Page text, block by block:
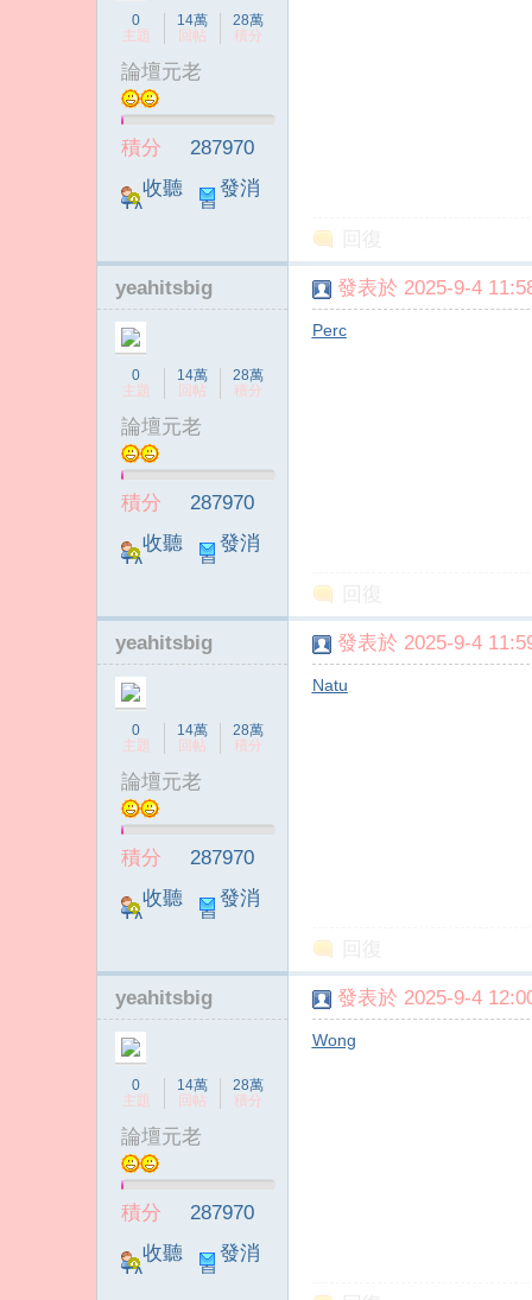
0
主題
14萬
回帖
28萬
積分
論壇元老
積分
287970
收聽
TA
發消
息
yeahitsbig
0
主題
14萬
回帖
28萬
積分
論壇元老
積分
287970
收聽
TA
發消
息
發表於 2025-9-4
Perc
yeahitsbig
0
主題
14萬
回帖
28萬
積分
論壇元老
積分
287970
收聽
TA
發消
息
發表於 2025-9-4
Natu
yeahitsbig
0
主題
14萬
回帖
28萬
積分
論壇元老
積分
287970
收聽
TA
發消
息
發表於 2025-9-4
Wong